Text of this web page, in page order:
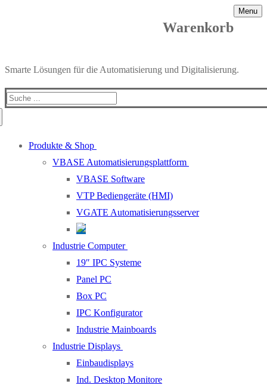
Warenkorb
Menu
Smarte Lösungen für die Automatisierung und Digitalisierung.
Search
Produkte & Shop
VBASE Automatisierungsplattform
VBASE Software
VTP Bediengeräte (HMI)
VGATE Automatisierungsserver
Industrie Computer
19″ IPC Systeme
Panel PC
Box PC
IPC Konfigurator
Industrie Mainboards
Industrie Displays
Einbaudisplays
Ind. Desktop Monitore